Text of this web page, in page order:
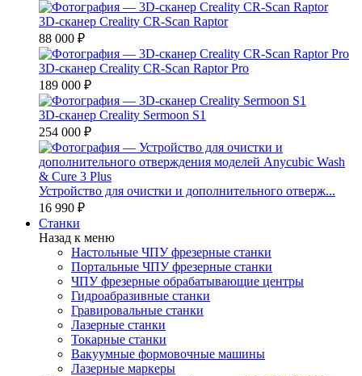
3D-сканер Creality CR-Scan Raptor
88 000 ₽
3D-сканер Creality CR-Scan Raptor Pro
189 000 ₽
3D-сканер Creality Sermoon S1
254 000 ₽
Устройство для очистки и дополнительного отверж...
16 990 ₽
Станки
Назад к меню
Настольные ЧПУ фрезерные станки
Портальные ЧПУ фрезерные станки
ЧПУ фрезерные обрабатывающие центры
Гидроабразивные станки
Гравировальные станки
Лазерные станки
Токарные станки
Вакуумные формовочные машины
Лазерные маркеры